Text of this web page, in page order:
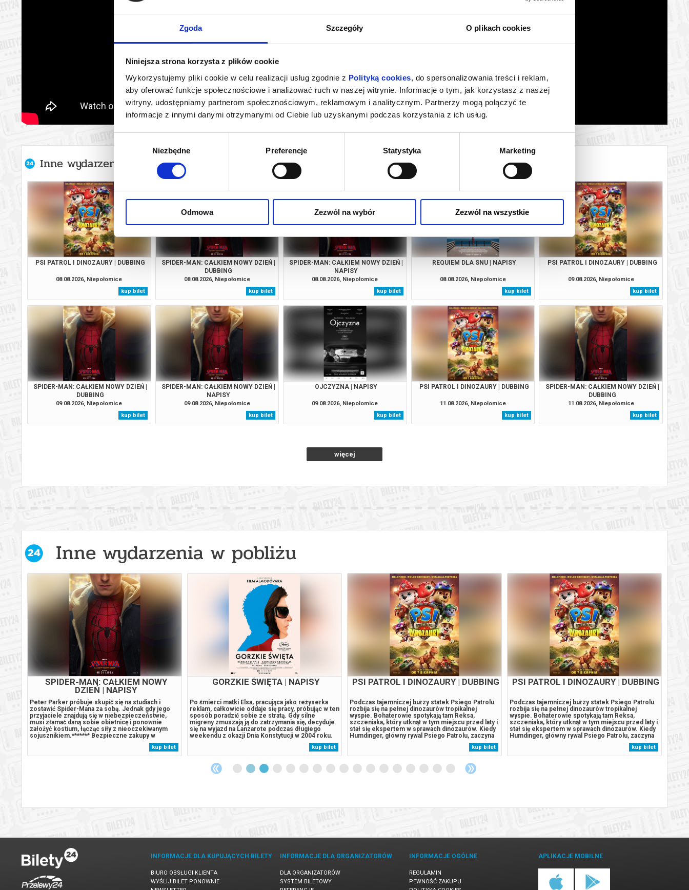
Zgoda Szczegóły O plikach cookies
Niniejsza strona korzysta z plików cookie
Wykorzystujemy pliki cookie w celu realizacji usług zgodnie z Polityką cookies, do spersonalizowania treści i reklam,
aby oferować funkcje społecznościowe i analizować ruch w naszej witrynie. Informacje o tym, jak korzystasz z naszej
witryny, udostępniamy partnerom społecznościowym, reklamowym i analitycznym. Partnerzy mogą połączyć te
informacje z innymi danymi otrzymanymi od Ciebie lub uzyskanymi podczas korzystania z ich usług.
Niezbędne Preferencje Statystyka Marketing
Odmowa Zezwól na wybór Zezwól na wszystkie
Inne wydarzenia organizatora
PSI PATROL I DINOZAURY | DUBBING
08.08.2026, Niepołomice
kup bilet
SPIDER-MAN: CAŁKIEM NOWY DZIEŃ |
DUBBING
08.08.2026, Niepołomice
kup bilet
SPIDER-MAN: CAŁKIEM NOWY DZIEŃ |
NAPISY
08.08.2026, Niepołomice
kup bilet
REQUIEM DLA SNU | NAPISY
08.08.2026, Niepołomice
kup bilet
PSI PATROL I DINOZAURY | DUBBING
09.08.2026, Niepołomice
kup bilet
SPIDER-MAN: CAŁKIEM NOWY DZIEŃ |
DUBBING
09.08.2026, Niepołomice
kup bilet
SPIDER-MAN: CAŁKIEM NOWY DZIEŃ |
NAPISY
09.08.2026, Niepołomice
kup bilet
OJCZYZNA | NAPISY
09.08.2026, Niepołomice
kup bilet
PSI PATROL I DINOZAURY | DUBBING
11.08.2026, Niepołomice
kup bilet
SPIDER-MAN: CAŁKIEM NOWY DZIEŃ |
DUBBING
11.08.2026, Niepołomice
kup bilet
więcej
Inne wydarzenia w pobliżu
SPIDER-MAN: CAŁKIEM NOWY
DZIEŃ | NAPISY
Peter Parker próbuje skupić się na studiach i
zostawić Spider-Mana za sobą. Jednak gdy jego
przyjaciele znajdują się w niebezpieczeństwie,
musi złamać daną sobie obietnicę i ponownie
założyć kostium, łącząc siły z nieoczekiwanym
sojusznikiem.******* Bezpieczne zakupy w
Bilety24. W przypadku odwołania wydarzenia,
gwarantujemy automatyczny zwrot środków
potwierdzony komunikatem wysyłanym na adres...
kup bilet
GORZKIE ŚWIĘTA | NAPISY
Po śmierci matki Elsa, pracująca jako reżyserka
reklam, całkowicie oddaje się pracy, próbując w ten
sposób poradzić sobie ze stratą. Gdy silne
migreny zmuszają ją do zatrzymania się, decyduje
się na wyjazd na Lanzarote podczas długiego
weekendu z okazji Dnia Konstytucji w 2004 roku.
Towarzyszy jej przyjaciółka Patricia, a jej partner
Bonifacio, striptizer i strażak, zostaje w Madrycie.
W poszukiwaniu...
kup bilet
PSI PATROL I DINOZAURY | DUBBING
Podczas tajemniczej burzy statek Psiego Patrolu
rozbija się na pełnej dinozaurów tropikalnej
wyspie. Bohaterowie spotykają tam Reksa,
szczeniaka, który utknął w tym miejscu przed laty i
stał się ekspertem w sprawach dinozaurów. Kiedy
Humdinger, główny rywal Psiego Patrolu, zaczyna
lekkomyślnie eksploatować zasoby naturalne
wyspy, doprowadza do wybuchu ogromnego,
uśpionego od lat wulkanu. Psi Patrol...
kup bilet
PSI PATROL I DINOZAURY | DUBBING
Podczas tajemniczej burzy statek Psiego Patrolu
rozbija się na pełnej dinozaurów tropikalnej
wyspie. Bohaterowie spotykają tam Reksa,
szczeniaka, który utknął w tym miejscu przed laty i
stał się ekspertem w sprawach dinozaurów. Kiedy
Humdinger, główny rywal Psiego Patrolu, zaczyna
lekkomyślnie eksploatować zasoby naturalne
wyspy, doprowadza do wybuchu ogromnego,
uśpionego od lat wulkanu. Psi Patrol...
kup bilet
INFORMACJE DLA KUPUJĄCYCH BILETY
BIURO OBSŁUGI KLIENTA
WYŚLIJ BILET PONOWNIE
INFORMACJE DLA ORGANIZATORÓW
DLA ORGANIZATORÓW
SYSTEM BILETOWY
INFORMACJE OGÓLNE
REGULAMIN
PEWNOŚĆ ZAKUPU
APLIKACJE MOBILNE